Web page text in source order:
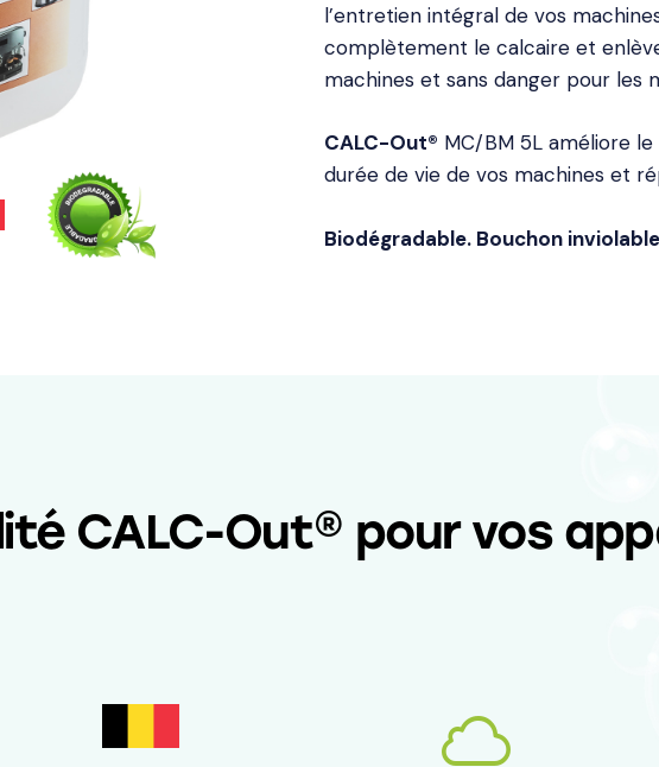
l’entretien intégral de vos
complètement le calcaire et
machines et sans danger pour les
CALC-Out® MC/BM 5L améliore
durée de vie de vos machines et
Biodégradable. Bouchon
CALC-Out® pour vos